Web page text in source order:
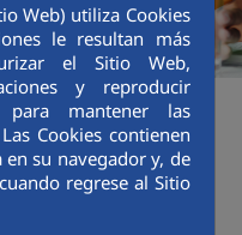
Web) utiliza Cookies
le resultan más
el Sitio Web,
y reproducir
mantener las
Cookies contienen
su navegador y, de
regrese al Sitio
al